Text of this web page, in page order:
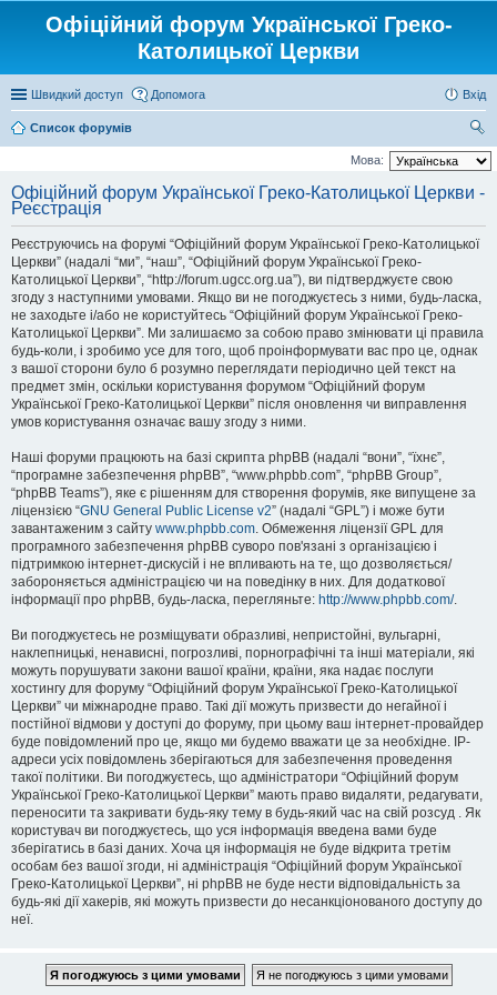
Офіційний форум Української Греко-
Католицької Церкви
Швидкий доступ Допомога Вхід
Список форумів
ош
Мова:
Офіційний форум Української Греко-Католицької Церкви -
Реєстрація
Реєструючись на форумі “Офіційний форум Української Греко-Католицької
Церкви” (надалі “ми”, “наш”, “Офіційний форум Української Греко-
Католицької Церкви”, “http://forum.ugcc.org.ua”), ви підтверджуєте свою
згоду з наступними умовами. Якщо ви не погоджуєтесь з ними, будь-ласка,
не заходьте і/або не користуйтесь “Офіційний форум Української Греко-
Католицької Церкви”. Ми залишаємо за собою право змінювати ці правила
будь-коли, і зробимо усе для того, щоб проінформувати вас про це, однак
з вашої сторони було б розумно переглядати періодично цей текст на
предмет змін, оскільки користування форумом “Офіційний форум
Української Греко-Католицької Церкви” після оновлення чи виправлення
умов користування означає вашу згоду з ними.
Наші форуми працюють на базі скрипта phpBB (надалі “вони”, “їхнє”,
“програмне забезпечення phpBB”, “www.phpbb.com”, “phpBB Group”,
“phpBB Teams”), яке є рішенням для створення форумів, яке випущене за
ліцензією “GNU General Public License v2” (надалі “GPL”) і може бути
завантаженим з сайту www.phpbb.com. Обмеження ліцензії GPL для
програмного забезпечення phpBB суворо пов'язані з організацією і
підтримкою інтернет-дискусій і не впливають на те, що дозволяється/
забороняється адміністрацією чи на поведінку в них. Для додаткової
інформації про phpBB, будь-ласка, перегляньте: http://www.phpbb.com/.
Ви погоджуєтесь не розміщувати образливі, непристойні, вульгарні,
наклепницькі, ненависні, погрозливі, порнографічні та інші матеріали, які
можуть порушувати закони вашої країни, країни, яка надає послуги
хостингу для форуму “Офіційний форум Української Греко-Католицької
Церкви” чи міжнародне право. Такі дії можуть призвести до негайної і
постійної відмови у доступі до форуму, при цьому ваш інтернет-провайдер
буде повідомлений про це, якщо ми будемо вважати це за необхідне. IP-
адреси усіх повідомлень зберігаються для забезпечення проведення
такої політики. Ви погоджуєтесь, що адміністратори “Офіційний форум
Української Греко-Католицької Церкви” мають право видаляти, редагувати,
переносити та закривати будь-яку тему в будь-який час на свій розсуд . Як
користувач ви погоджуєтесь, що уся інформація введена вами буде
зберігатись в базі даних. Хоча ця інформація не буде відкрита третім
особам без вашої згоди, ні адміністрація “Офіційний форум Української
Греко-Католицької Церкви”, ні phpBB не буде нести відповідальність за
будь-які дії хакерів, які можуть призвести до несанкціонованого доступу до
неї.